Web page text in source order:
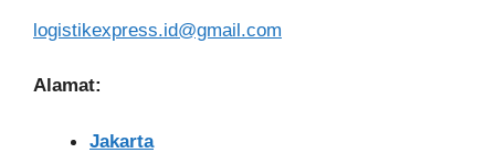
logistikexpress.id@gmail.com
Alamat:
Jakarta